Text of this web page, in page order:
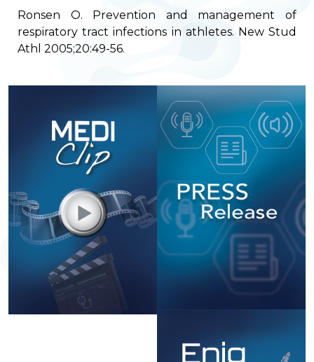
Ronsen O. Prevention and management of
respiratory tract infections in athletes. New Stud
Athl 2005;20:49-56.